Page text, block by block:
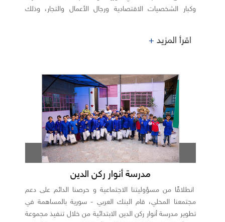
وكبار الشخصيات الاقتصادية ورجال الأعمال والتجار، وذلك
وتوسيع آفاق التعاون الاقتصادي والاستثماري، بما يسهم في
في دعم العلاقات الدولية وتشجيع الاستثمار المتبادل .
اقرأ المزيد +
مدرسة أنوار ركن الدين
انطلاقًا من مسؤوليتنا الاجتماعية و حرصنا الدائم على دعم
مجتمعنا المحلي، قام البنك العربي - سورية بالمساهمة في
تطوير مدرسة أنوار ركن الدين الابتدائية من خلال تنفيذ مجموعة